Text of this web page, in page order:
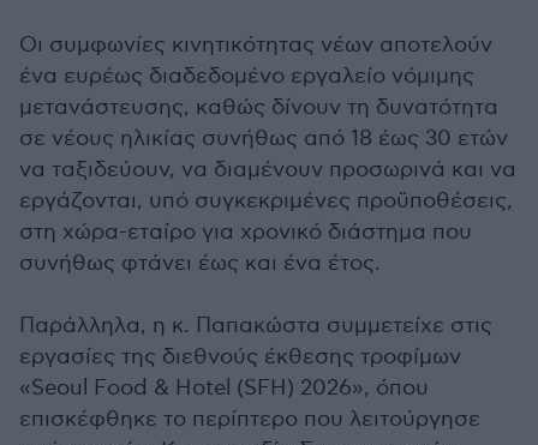
Οι συμφωνίες κινητικότητας νέων αποτελούν
ένα ευρέως διαδεδομένο εργαλείο νόμιμης
μετανάστευσης, καθώς δίνουν τη δυνατότητα
σε νέους ηλικίας συνήθως από 18 έως 30 ετών
να ταξιδεύουν, να διαμένουν προσωρινά και να
εργάζονται, υπό συγκεκριμένες προϋποθέσεις,
στη χώρα-εταίρο για χρονικό διάστημα που
συνήθως φτάνει έως και ένα έτος.
Παράλληλα, η κ. Παπακώστα συμμετείχε στις
εργασίες της διεθνούς έκθεσης τροφίμων
«Seoul Food & Hotel (SFH) 2026», όπου
επισκέφθηκε το περίπτερο που λειτούργησε